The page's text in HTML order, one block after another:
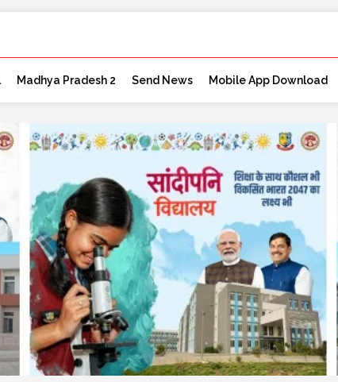
Madhya Pradesh 2 Send News Mobile App Download